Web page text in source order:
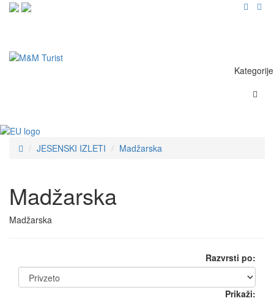
Kategorije
JESENSKI IZLETI Madžarska
Madžarska
Madžarska
Razvrsti po:
Prikaži: